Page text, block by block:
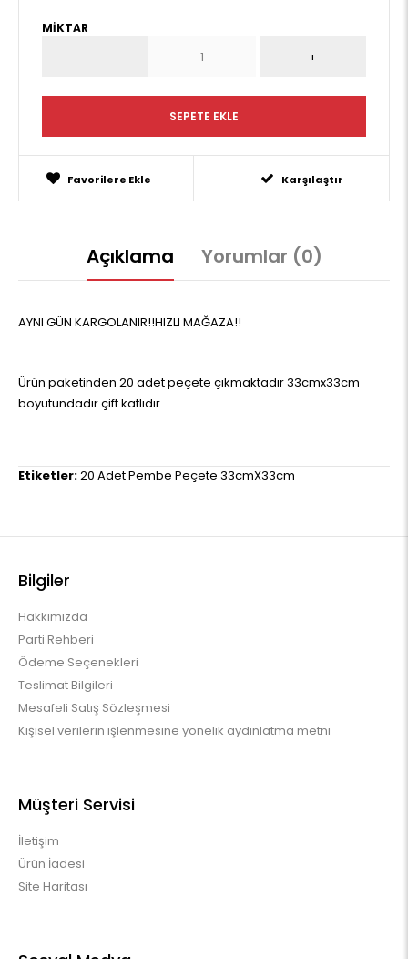
MIKTAR
Favorilere Ekle Karşılaştır
Açıklama Yorumlar (0)
AYNI GÜN KARGOLANIR!!HIZLI MAĞAZA!!
Ürün paketinden 20 adet peçete çıkmaktadır 33cmx33cm
boyutundadır çift katlıdır
Etiketler:20 Adet Pembe Peçete 33cmX33cm
Bilgiler
Hakkımızda
Parti Rehberi
Ödeme Seçenekleri
Teslimat Bilgileri
Mesafeli Satış Sözleşmesi
Kişisel verilerin işlenmesine yönelik aydınlatma metni
Müşteri Servisi
İletişim
Ürün İadesi
Site Haritası